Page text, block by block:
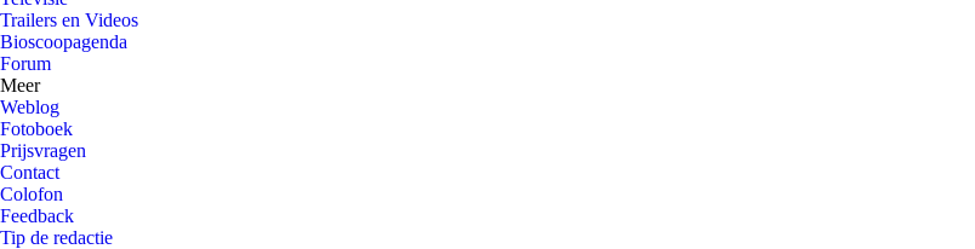
Trailers en Videos
Bioscoopagenda
Forum
Meer
Weblog
Fotoboek
Prijsvragen
Contact
Colofon
Feedback
Tip de redactie